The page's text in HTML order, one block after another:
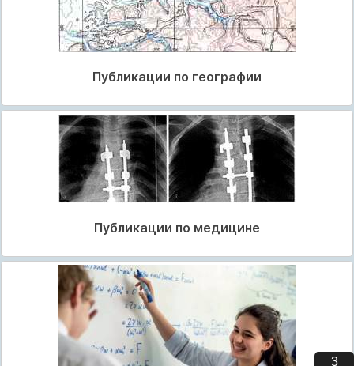
Публикации по географии
Публикации по медицине
3